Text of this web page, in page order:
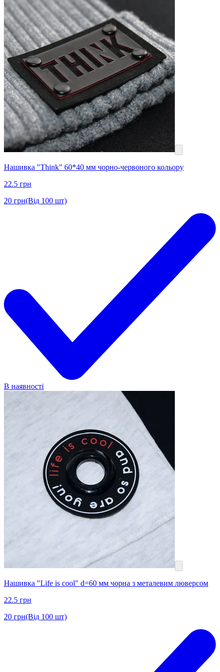
Нашивка "Think" 60*40 мм чорно-червоного кольору
22.5 грн
20 грн(Від 100 шт)
В наявності
Нашивка "Life is cool" d=60 мм чорна з металевим люверсом
22.5 грн
20 грн(Від 100 шт)